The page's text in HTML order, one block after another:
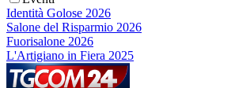
Identità Golose 2026
Salone del Risparmio 2026
Fuorisalone 2026
L'Artigiano in Fiera 2025